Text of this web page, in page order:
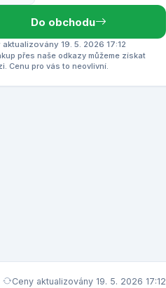
Do obchodu
aktualizovány 19. 5. 2026 17:12
přes naše odkazy můžeme získat
Cenu pro vás to neovlivní.
Ceny aktualizovány 19. 5. 2026 17:12